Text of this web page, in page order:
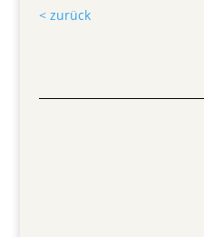
< zurück